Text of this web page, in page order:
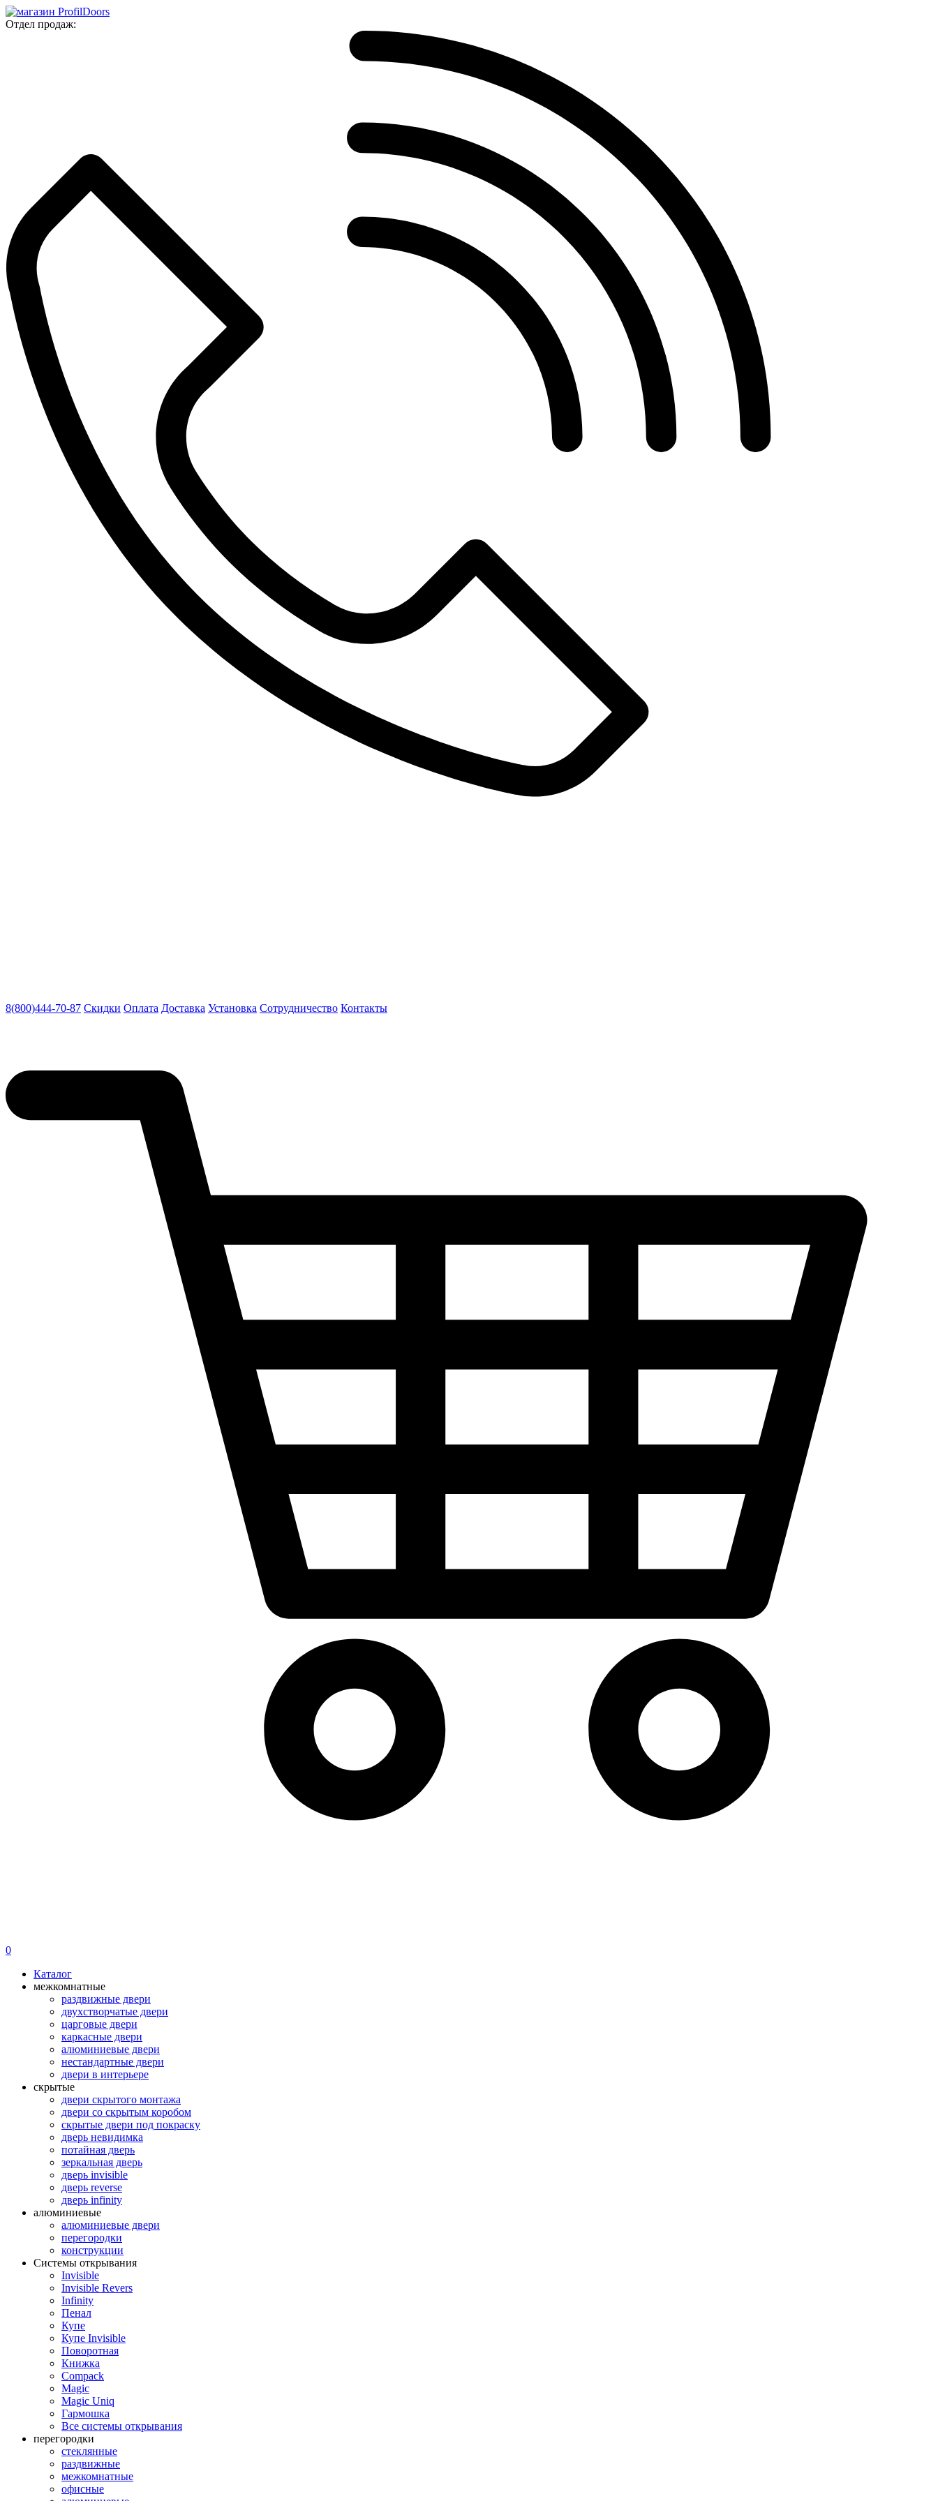
Отдел продаж:
8(800)444-70-87 Скидки Оплата Доставка Установка Сотрудничество Контакты
0
Каталог
межкомнатные
раздвижные двери
двухстворчатые двери
царговые двери
каркасные двери
алюминиевые двери
нестандартные двери
двери в интерьере
скрытые
двери скрытого монтажа
двери со скрытым коробом
скрытые двери под покраску
дверь невидимка
потайная дверь
зеркальная дверь
дверь invisible
дверь reverse
дверь infinity
алюминиевые
алюминиевые двери
перегородки
конструкции
Системы открывания
Invisible
Invisible Revers
Infinity
Пенал
Купе
Купе Invisible
Поворотная
Книжка
Compack
Magic
Magic Uniq
Гармошка
Все системы открывания
перегородки
стеклянные
раздвижные
межкомнатные
офисные